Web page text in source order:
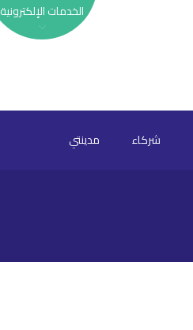
الخدمات الإلكترونية
شركاء مدينتي